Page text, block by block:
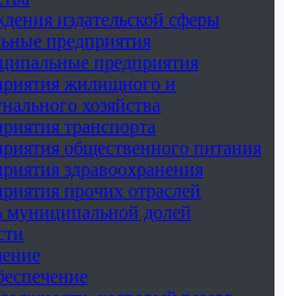
издательской сферы
предприятия
предприятия
жилищного и
хозяйства
транспорта
общественного питания
здравоохранения
прочих отраслей
муниципальной долей